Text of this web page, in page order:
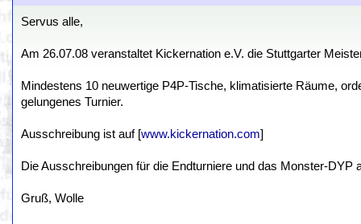
Servus alle,
Am 26.07.08 veranstaltet Kickernation e.V. die Stuttgarter
Mindestens 10 neuwertige P4P-Tische, klimatisierte Räume,
gelungenes Turnier.
Ausschreibung ist auf [www.kickernation.com]
Die Ausschreibungen für die Endturniere und das Monster-DYP
Gruß, Wolle